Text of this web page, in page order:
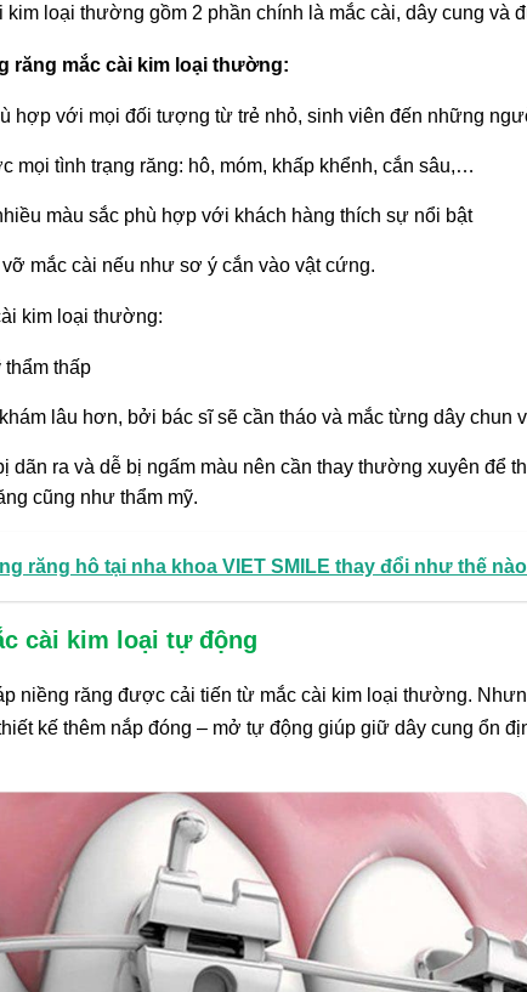
kim loại thường gồm 2 phần chính là mắc cài, dây cung và
răng mắc cài kim loại thường:
hợp với mọi đối tượng từ trẻ nhỏ, sinh viên đến những
mọi tình trạng răng: hô, móm, khấp khểnh, cắn sâu,…
màu sắc phù hợp với khách hàng thích sự nổi bật
vỡ mắc cài nếu như sơ ý cắn vào vật cứng.
kim loại thường:
thẩm thấp
lâu hơn, bởi bác sĩ sẽ cần tháo và mắc từng dây chun
dãn ra và dễ bị ngấm màu nên cần thay thường xuyên để
cũng như thẩm mỹ.
răng hô tại nha khoa VIET SMILE thay đổi như thế
cài kim loại tự động
niềng răng được cải tiến từ mắc cài kim loại thường.
kế thêm nắp đóng – mở tự động giúp giữ dây cung ổn